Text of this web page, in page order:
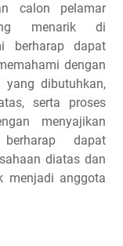
calon pelamar
menarik di
berharap dapat
dengan
dibutuhkan,
serta proses
menyajikan
dapat
diatas dan
menjadi anggota